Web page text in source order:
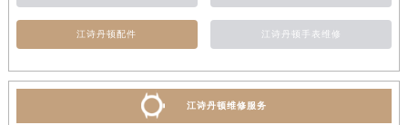
江诗丹顿配件 江诗丹顿手表维修
江诗丹顿维修服务